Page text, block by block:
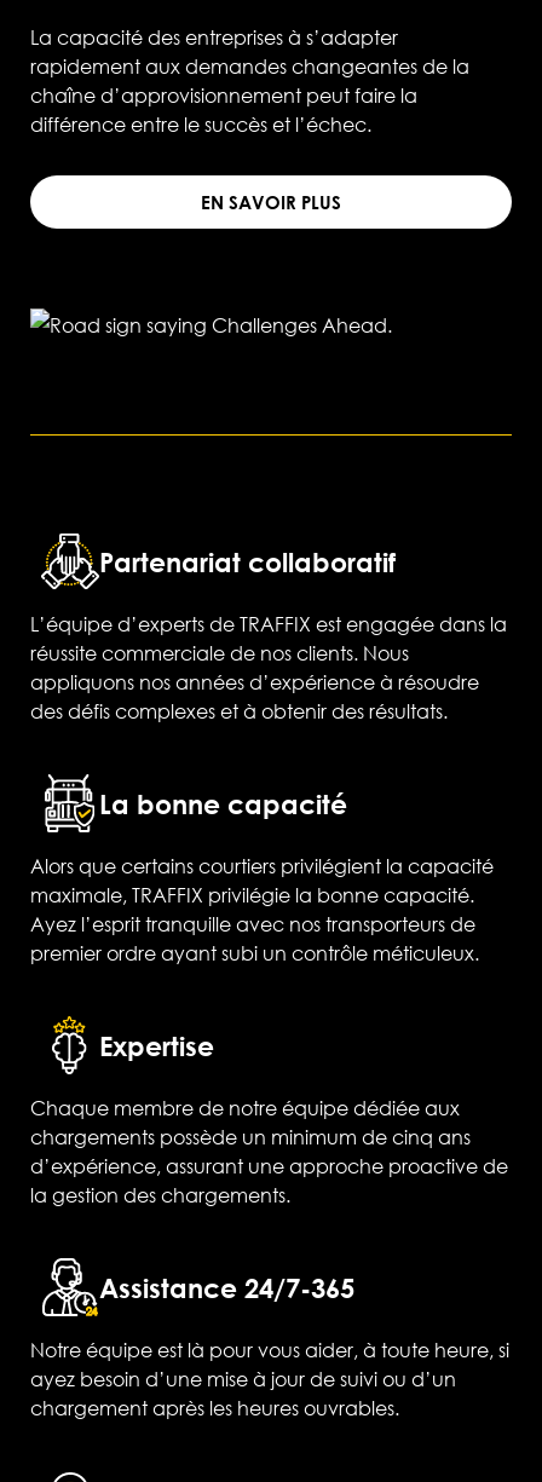
La capacité des entreprises à s’adapter
rapidement aux demandes changeantes de la
chaîne d’approvisionnement peut faire la
différence entre le succès et l’échec.
EN SAVOIR PLUS
Partenariat collaboratif
L’équipe d’experts de TRAFFIX est engagée dans la
réussite commerciale de nos clients. Nous
appliquons nos années d’expérience à résoudre
des défis complexes et à obtenir des résultats.
La bonne capacité
Alors que certains courtiers privilégient la capacité
maximale, TRAFFIX privilégie la bonne capacité.
Ayez l’esprit tranquille avec nos transporteurs de
premier ordre ayant subi un contrôle méticuleux.
Expertise
Chaque membre de notre équipe dédiée aux
chargements possède un minimum de cinq ans
d’expérience, assurant une approche proactive de
la gestion des chargements.
Assistance 24/7-365
Notre équipe est là pour vous aider, à toute heure, si
ayez besoin d’une mise à jour de suivi ou d’un
chargement après les heures ouvrables.